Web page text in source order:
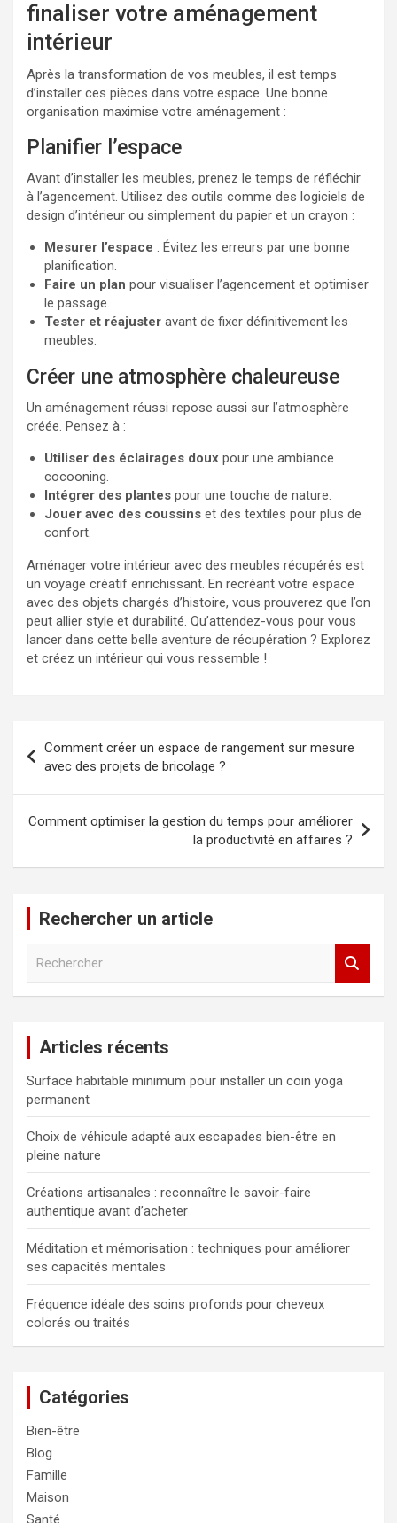
finaliser votre aménagement
intérieur
Après la transformation de vos meubles, il est temps
d’installer ces pièces dans votre espace. Une bonne
organisation maximise votre aménagement :
Planifier l’espace
Avant d’installer les meubles, prenez le temps de réfléchir
à l’agencement. Utilisez des outils comme des logiciels de
design d’intérieur ou simplement du papier et un crayon :
Mesurer l’espace : Évitez les erreurs par une bonne
planification.
Faire un plan pour visualiser l’agencement et optimiser
le passage.
Tester et réajuster avant de fixer définitivement les
meubles.
Créer une atmosphère chaleureuse
Un aménagement réussi repose aussi sur l’atmosphère
créée. Pensez à :
Utiliser des éclairages doux pour une ambiance
cocooning.
Intégrer des plantes pour une touche de nature.
Jouer avec des coussins et des textiles pour plus de
confort.
Aménager votre intérieur avec des meubles récupérés est
un voyage créatif enrichissant. En recréant votre espace
avec des objets chargés d’histoire, vous prouverez que l’on
peut allier style et durabilité. Qu’attendez-vous pour vous
lancer dans cette belle aventure de récupération ? Explorez
et créez un intérieur qui vous ressemble !
de
l’article
Comment créer un espace de rangement sur mesure
avec des projets de bricolage ?
Comment optimiser la gestion du temps pour améliorer
la productivité en affaires ?
Rechercher un article
c
h
e
r
Articles récents
Surface habitable minimum pour installer un coin yoga
permanent
Choix de véhicule adapté aux escapades bien-être en
pleine nature
Créations artisanales : reconnaître le savoir-faire
authentique avant d’acheter
Méditation et mémorisation : techniques pour améliorer
ses capacités mentales
Fréquence idéale des soins profonds pour cheveux
colorés ou traités
Catégories
Bien-être
Blog
Famille
Maison
Santé